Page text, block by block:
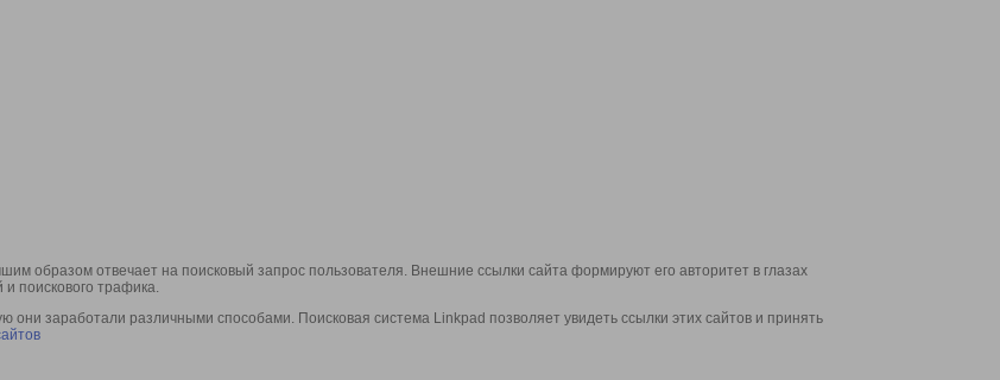
образом отвечает на поисковый запрос пользователя. Внешние ссылки сайта формируют его авторитет в глазах
поискового трафика.
заработали различными способами. Поисковая система Linkpad позволяет увидеть ссылки этих сайтов и принять